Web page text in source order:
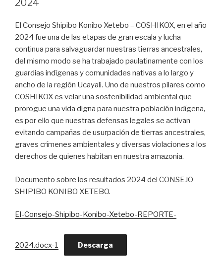
2024
El Consejo Shipibo Konibo Xetebo – COSHIKOX, en el año
2024 fue una de las etapas de gran escala y lucha
continua para salvaguardar nuestras tierras ancestrales,
del mismo modo se ha trabajado paulatinamente con los
guardias indígenas y comunidades nativas a lo largo y
ancho de la región Ucayali. Uno de nuestros pilares como
COSHIKOX es velar una sostenibilidad ambiental que
prorogue una vida digna para nuestra población indígena,
es por ello que nuestras defensas legales se activan
evitando campañas de usurpación de tierras ancestrales,
graves crímenes ambientales y diversas violaciones a los
derechos de quienes habitan en nuestra amazonia.
Documento sobre los resultados 2024 del CONSEJO
SHIPIBO KONIBO XETEBO.
El-Consejo-Shipibo-Konibo-Xetebo-REPORTE-
2024.docx-1 Descarga